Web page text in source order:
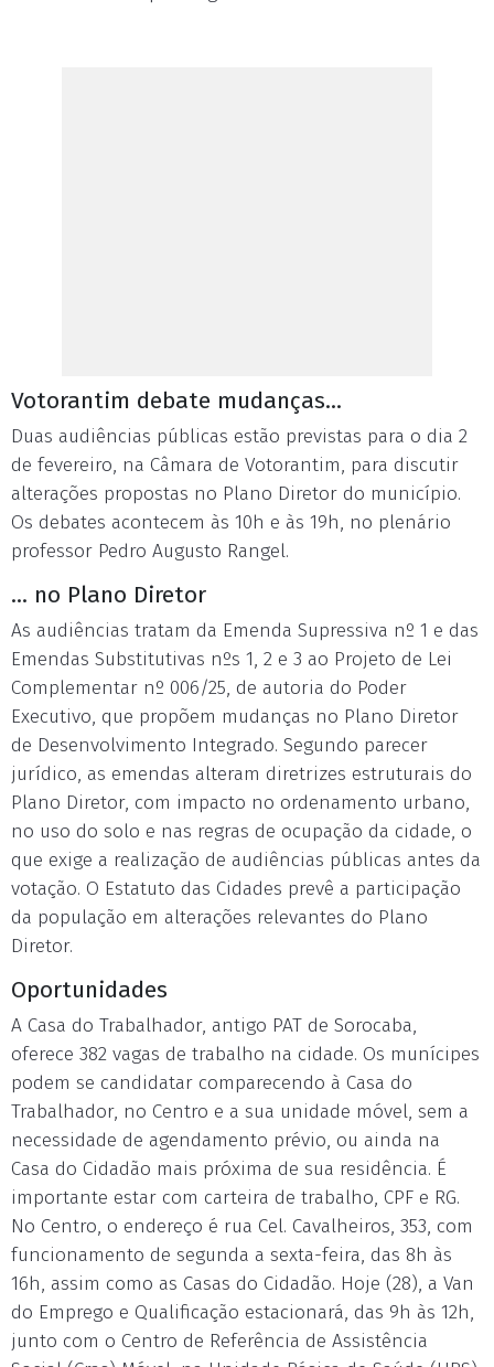
Votorantim debate mudanças...
Duas audiências públicas estão previstas para o dia 2
de fevereiro, na Câmara de Votorantim, para discutir
alterações propostas no Plano Diretor do município.
Os debates acontecem às 10h e às 19h, no plenário
professor Pedro Augusto Rangel.
... no Plano Diretor
As audiências tratam da Emenda Supressiva nº 1 e das
Emendas Substitutivas nºs 1, 2 e 3 ao Projeto de Lei
Complementar nº 006/25, de autoria do Poder
Executivo, que propõem mudanças no Plano Diretor
de Desenvolvimento Integrado. Segundo parecer
jurídico, as emendas alteram diretrizes estruturais do
Plano Diretor, com impacto no ordenamento urbano,
no uso do solo e nas regras de ocupação da cidade, o
que exige a realização de audiências públicas antes da
votação. O Estatuto das Cidades prevê a participação
da população em alterações relevantes do Plano
Diretor.
Oportunidades
A Casa do Trabalhador, antigo PAT de Sorocaba,
oferece 382 vagas de trabalho na cidade. Os munícipes
podem se candidatar comparecendo à Casa do
Trabalhador, no Centro e a sua unidade móvel, sem a
necessidade de agendamento prévio, ou ainda na
Casa do Cidadão mais próxima de sua residência. É
importante estar com carteira de trabalho, CPF e RG.
No Centro, o endereço é rua Cel. Cavalheiros, 353, com
funcionamento de segunda a sexta-feira, das 8h às
16h, assim como as Casas do Cidadão. Hoje (28), a Van
do Emprego e Qualificação estacionará, das 9h às 12h,
junto com o Centro de Referência de Assistência